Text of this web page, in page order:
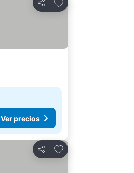
Compartir
Ver precios
Compartir
Agregar a favoritos